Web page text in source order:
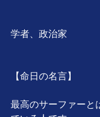
イギリ
学者、政治家
【命日の名言】
最高のサーファーと